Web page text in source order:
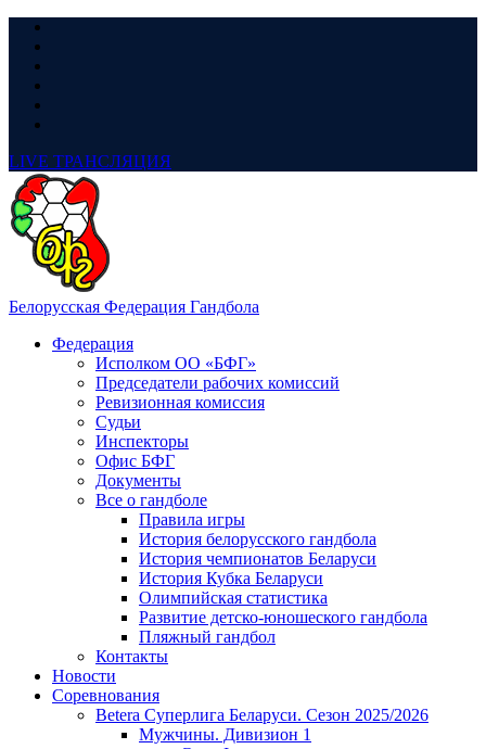
LIVE ТРАНСЛЯЦИЯ
Белорусская Федерация Гандбола
Федерация
Исполком ОО «БФГ»
Председатели рабочих комиссий
Ревизионная комиссия
Судьи
Инспекторы
Офис БФГ
Документы
Все о гандболе
Правила игры
История белорусского гандбола
История чемпионатов Беларуси
История Кубка Беларуси
Олимпийская статистика
Развитие детско-юношеского гандбола
Пляжный гандбол
Контакты
Новости
Соревнования
Betera Суперлига Беларуси. Сезон 2025/2026
Мужчины. Дивизион 1